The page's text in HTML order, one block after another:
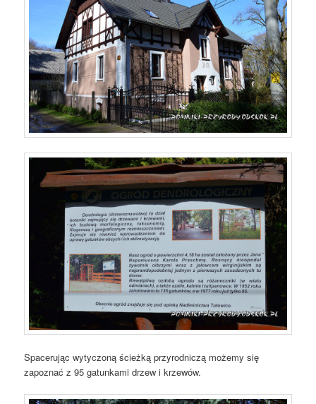
Spacerując wytyczoną ścieżką przyrodniczą możemy się
zapoznać z 95 gatunkami drzew i krzewów.